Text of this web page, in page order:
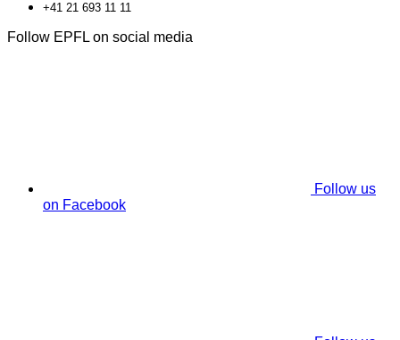
+41 21 693 11 11
Follow EPFL on social media
Follow us
on Facebook